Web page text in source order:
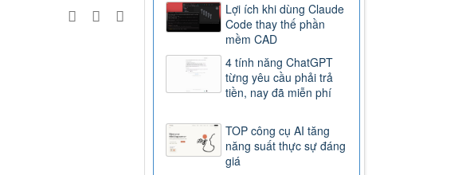
Lợi ích khi dùng Claude
Code thay thế phần
mềm CAD
4 tính năng ChatGPT
từng yêu cầu phải trả
tiền, nay đã miễn phí
TOP công cụ AI tăng
năng suất thực sự đáng
giá